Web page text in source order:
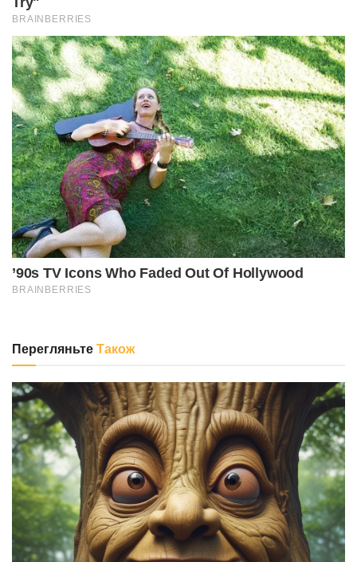
ПерегляньтеТакож